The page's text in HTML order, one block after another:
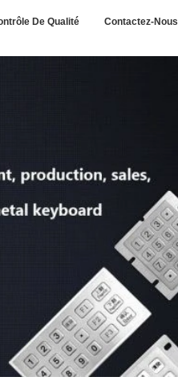
De Qualité Contactez-Nous